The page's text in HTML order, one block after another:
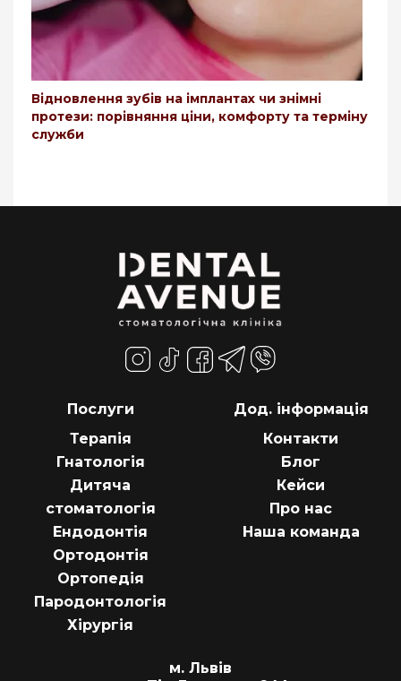
Відновлення зубів на імплантах чи знімні
протези: порівняння ціни, комфорту та терміну
служби
Послуги
Терапія
Гнатологія
Дитяча
стоматологія
Ендодонтія
Ортодонтія
Ортопедія
Пародонтологія
Хірургія
Дод. інформація
Контакти
Блог
Кейси
Про нас
Наша команда
м. Львів